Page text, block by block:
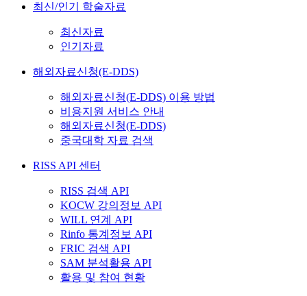
최신/인기 학술자료
최신자료
인기자료
해외자료신청(E-DDS)
해외자료신청(E-DDS) 이용 방법
비용지원 서비스 안내
해외자료신청(E-DDS)
중국대학 자료 검색
RISS API 센터
RISS 검색 API
KOCW 강의정보 API
WILL 연계 API
Rinfo 통계정보 API
FRIC 검색 API
SAM 분석활용 API
활용 및 참여 현황